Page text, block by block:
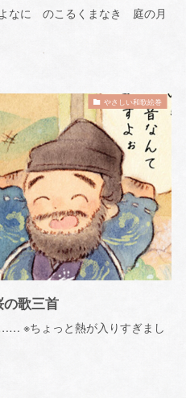
なに のこるくまなき 庭の月
やさしい和歌絵巻
の歌三首
※ちょっと熱が入りすぎまし